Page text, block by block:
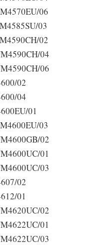
06
03
02
04
06
02
04
01
03
02
01
03
02
01
02
01
03